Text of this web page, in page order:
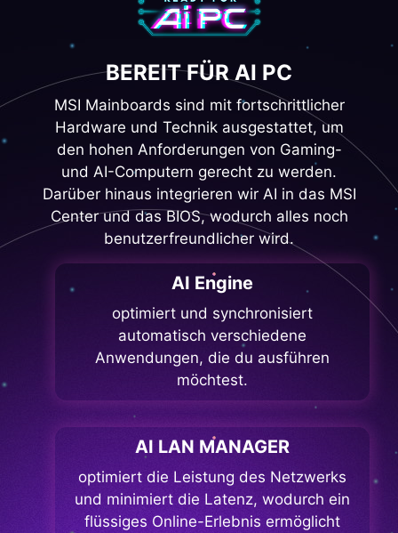
BEREIT FÜR AI PC
MSI Mainboards sind mit fortschrittlicher
Hardware und Technik ausgestattet, um
den hohen Anforderungen von Gaming-
und AI-Computern gerecht zu werden.
Darüber hinaus integrieren wir AI in das MSI
Center und das BIOS, wodurch alles noch
benutzerfreundlicher wird.
AI Engine
optimiert und synchronisiert
automatisch verschiedene
Anwendungen, die du ausführen
möchtest.
AI LAN MANAGER
optimiert die Leistung des Netzwerks
und minimiert die Latenz, wodurch ein
flüssiges Online-Erlebnis ermöglicht